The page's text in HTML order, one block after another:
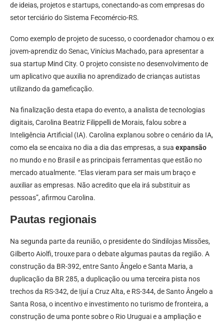
de ideias, projetos e startups, conectando-as com empresas do
setor terciário do Sistema Fecomércio-RS.
Como exemplo de projeto de sucesso, o coordenador chamou o ex
jovem-aprendiz do Senac, Vinícius Machado, para apresentar a
sua startup Mind City. O projeto consiste no desenvolvimento de
um aplicativo que auxilia no aprendizado de crianças autistas
utilizando da gameficação.
Na finalização desta etapa do evento, a analista de tecnologias
digitais, Carolina Beatriz Filippelli de Morais, falou sobre a
Inteligência Artificial (IA). Carolina explanou sobre o cenário da IA,
como ela se encaixa no dia a dia das empresas, a sua expansão
no mundo e no Brasil e as principais ferramentas que estão no
mercado atualmente. “Elas vieram para ser mais um braço e
auxiliar as empresas. Não acredito que ela irá substituir as
pessoas”, afirmou Carolina.
Pautas regionais
Na segunda parte da reunião, o presidente do Sindilojas Missões,
Gilberto Aiolfi, trouxe para o debate algumas pautas da região. A
construção da BR-392, entre Santo Ângelo e Santa Maria, a
duplicação da BR 285, a duplicação ou uma terceira pista nos
trechos da RS-342, de Ijuí a Cruz Alta, e RS-344, de Santo Ângelo a
Santa Rosa, o incentivo e investimento no turismo de fronteira, a
construção de uma ponte sobre o Rio Uruguai e a ampliação e